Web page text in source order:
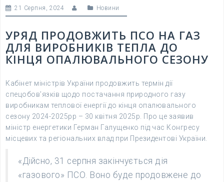
21 Серпня, 2024 Новини
УРЯД ПРОДОВЖИТЬ ПСО НА ГАЗ
ДЛЯ ВИРОБНИКІВ ТЕПЛА ДО
КІНЦЯ ОПАЛЮВАЛЬНОГО СЕЗОНУ
Кабінет міністрів України продовжить термін дії
спецобов’язків щодо постачання природного газу
виробникам теплової енергії до кінця опалювального
сезону 2024-2025рр – 30 квітня 2025р. Про це заявив
міністр енергетики Герман Галущенко під час Конгресу
місцевих та регіональних влад при Президентові України.
«Дійсно, 31 серпня закінчується дія
«газового» ПСО. Воно буде продовжене до